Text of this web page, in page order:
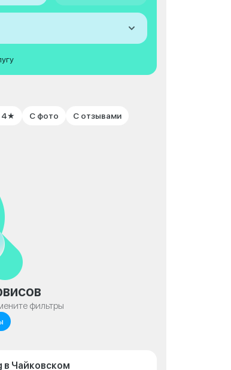
4★ С фото С отзывами
фильтры
в Чайковском